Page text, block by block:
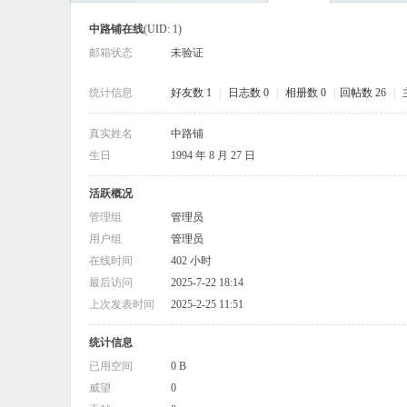
中路铺在线(UID: 1)
邮箱状态
未验证
统计信息 好友数 1 日志数 0 相册数 0 回帖数 26
真实姓名
中路铺
生日
1994 年 8 月 27 日
活跃概况
管理组
管理员
用户组
管理员
在线时间
402 小时
最后访问
2025-7-22 18:14
上次发表时间
2025-2-25 11:51
统计信息
已用空间
0 B
威望
0